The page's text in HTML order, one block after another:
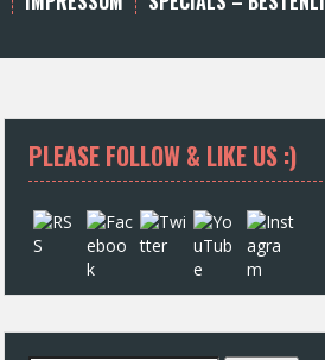
PLEASE FOLLOW & LIKE US :)